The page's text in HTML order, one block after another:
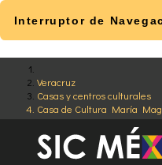
Veracruz
Casas y centros culturales
Casa de Cultura María
Interruptor de